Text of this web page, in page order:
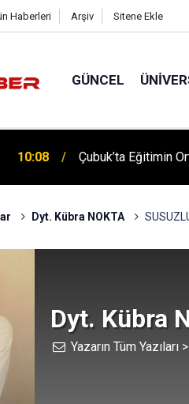
Haberleri Arşiv Sitene Ekle
GÜNCEL
12:06 ÇUBUK’TA ‘YAZA
Dyt. Kübra NOKTA
Dyt. Kübra
Yazarın Tüm Yazıları >